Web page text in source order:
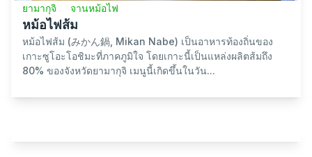
ยามากุจิ จานหม้อไฟ
หม้อไฟส้ม
หม้อไฟส้ม (みかん鍋, Mikan Nabe) เป็นอาหารท้องถิ่นของ
เกาะซูโอะโอชิมะที่ภาคภูมิใจ โดยเกาะนี้เป็นแหล่งผลิตส้มถึง
80% ของจังหวัดยามากุจิ เมนูนี้เกิดขึ้นในวัน...